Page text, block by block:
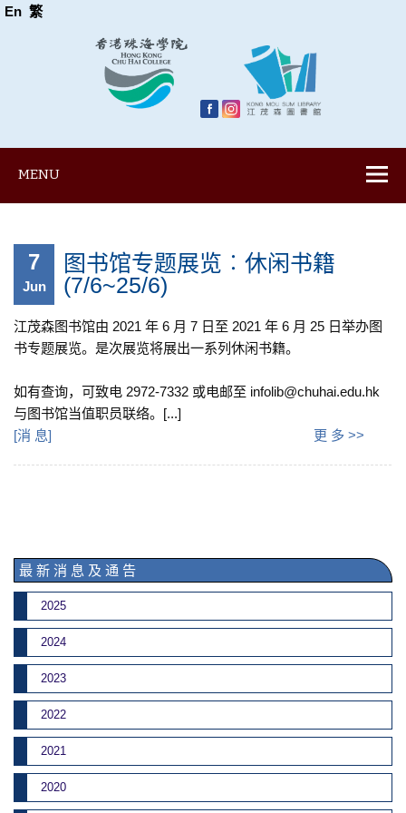
En 繁
MENU
7
Jun
图书馆专题展览︰休闲书籍
(7/6~25/6)
江茂森图书馆由 2021 年 6 月 7 日至 2021 年 6 月 25 日举办图
书专题展览。是次展览将展出一系列休闲书籍。
如有查询，可致电 2972​​-7332 或电邮至 infolib@chuhai.edu.hk
与图书馆当值职员联络。[...]
[消 息] 更 多 >>
最 新 消 息 及 通 告
2025
2024
2023
2022
2021
2020